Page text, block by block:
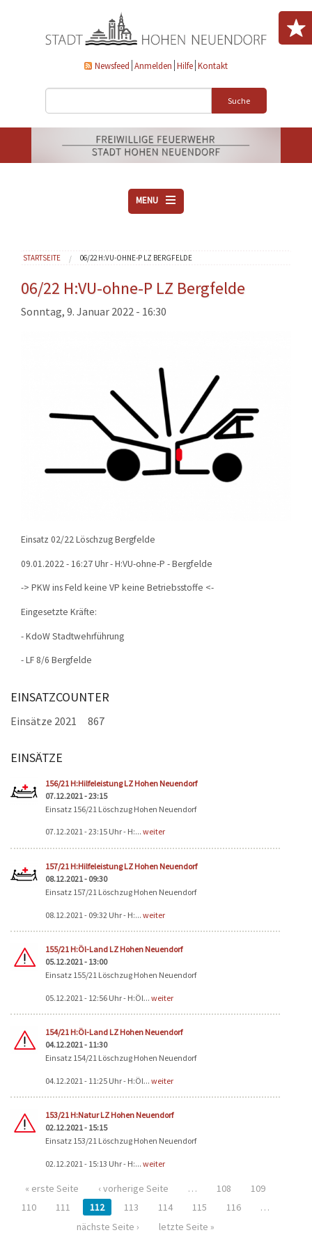
Newsfeed Anmelden Hilfe Kontakt
Suche
MENU
VEREINE
AKTUELLES
DOWNLOADS
EINSÄTZE
Sie sind hier
STARTSEITE 06/22 H:VU-OHNE-P LZ BERGFELDE
06/22 H:VU-ohne-P LZ Bergfelde
Sonntag, 9. Januar 2022 - 16:30
Einsatz 02/22 Löschzug Bergfelde
09.01.2022 - 16:27 Uhr - H:VU-ohne-P - Bergfelde
-> PKW ins Feld keine VP keine Betriebsstoffe <-
Eingesetzte Kräfte:
- KdoW Stadtwehrführung
- LF 8/6 Bergfelde
EINSATZCOUNTER
Einsätze 2021 867
EINSÄTZE
156/21 H:Hilfeleistung LZ Hohen Neuendorf
07.12.2021 - 23:15
Einsatz 156/21 Löschzug Hohen Neuendorf
07.12.2021 - 23:15 Uhr - H:... weiter
157/21 H:Hilfeleistung LZ Hohen Neuendorf
08.12.2021 - 09:30
Einsatz 157/21 Löschzug Hohen Neuendorf
08.12.2021 - 09:32 Uhr - H:... weiter
155/21 H:Öl-Land LZ Hohen Neuendorf
05.12.2021 - 13:00
Einsatz 155/21 Löschzug Hohen Neuendorf
05.12.2021 - 12:56 Uhr - H:Öl... weiter
154/21 H:Öl-Land LZ Hohen Neuendorf
04.12.2021 - 11:30
Einsatz 154/21 Löschzug Hohen Neuendorf
04.12.2021 - 11:25 Uhr - H:Öl... weiter
153/21 H:Natur LZ Hohen Neuendorf
02.12.2021 - 15:15
Einsatz 153/21 Löschzug Hohen Neuendorf
02.12.2021 - 15:13 Uhr - H:... weiter
Seiten
« erste Seite ‹ vorherige Seite … 108
109
110
111 112 113 114 115 116
…
nächste Seite ›
letzte Seite »